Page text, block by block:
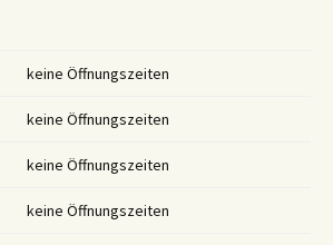
keine Öffnungszeiten
keine Öffnungszeiten
keine Öffnungszeiten
keine Öffnungszeiten